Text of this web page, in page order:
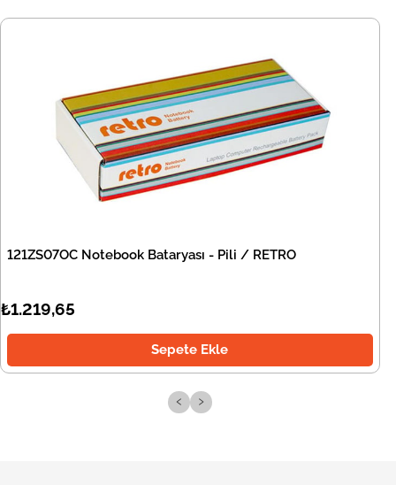
121ZS07OC Notebook Bataryası - Pili / RETRO
₺1.219,65
Sepete Ekle
‹ ›